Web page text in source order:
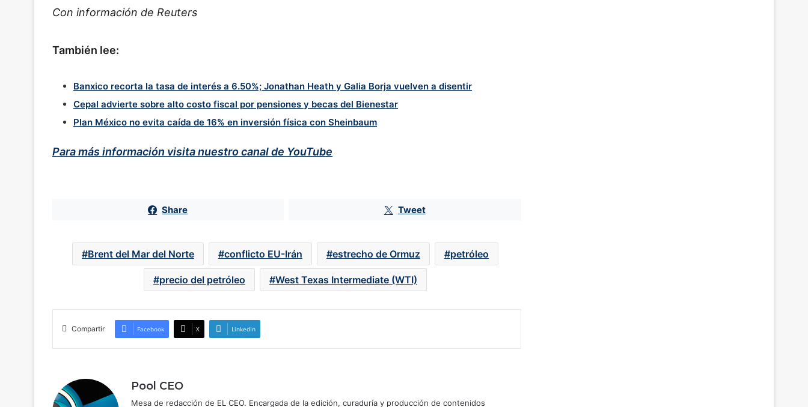
Con información de Reuters
También lee:
Banxico recorta la tasa de interés a 6.50%; Jonathan Heath y Galia Borja vuelven a disentir
Cepal advierte sobre alto costo fiscal por pensiones y becas del Bienestar
Plan México no evita caída de 16% en inversión física con Sheinbaum
Para más información visita nuestro canal de YouTube
Share Tweet
Brent del Mar del Norte conflicto EU-Irán estrecho de Ormuz petróleo
precio del petróleo West Texas Intermediate (WTI)
Compartir Facebook X LinkedIn
Pool CEO
Mesa de redacción de EL CEO. Encargada de la edición, curaduría y producción de contenidos
gracias a OMA; el S&P y el Dow
Jones cierran en máximos
históricos
Peso se impone al dólar ante la
riesgo y los datos de consumo en